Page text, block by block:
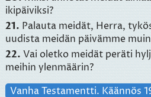
ikipäiviksi?
21. Palauta meidät, Herra,
uudista meidän päivämme
22. Vai oletko meidät peräti
meihin ylenmäärin?
Vanha Testamentti. Käännös